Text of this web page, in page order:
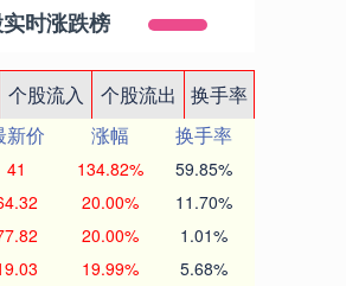
时涨跌榜
个股流入 个股流出
换手率
新价 涨幅
换手率
41 134.82% 59.85%
20.00% 11.70%
20.00% 1.01%
19.99% 5.68%